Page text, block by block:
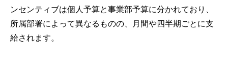
ンセンティブは個人予算と事業部予算に分かれており、
所属部署によって異なるものの、月間や四半期ごとに支
給されます。